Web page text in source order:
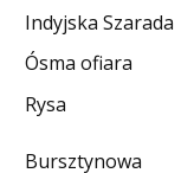
PATRONATY
WYWIADY
RECENZJE
Indyjska Szarada
Ósma ofiara
Rysa
Bursztynowa